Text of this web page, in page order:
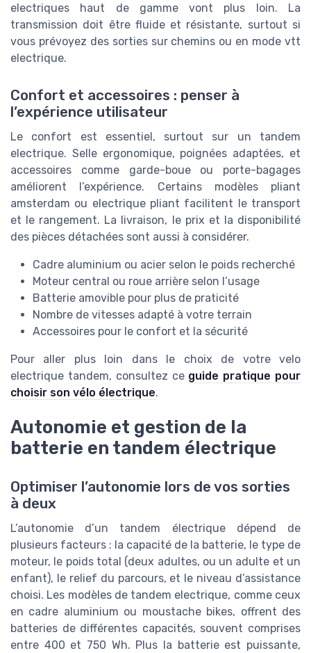
electriques haut de gamme vont plus loin. La
transmission doit être fluide et résistante, surtout si
vous prévoyez des sorties sur chemins ou en mode vtt
electrique.
Confort et accessoires : penser à
l’expérience utilisateur
Le confort est essentiel, surtout sur un tandem
electrique. Selle ergonomique, poignées adaptées, et
accessoires comme garde-boue ou porte-bagages
améliorent l’expérience. Certains modèles pliant
amsterdam ou electrique pliant facilitent le transport
et le rangement. La livraison, le prix et la disponibilité
des pièces détachées sont aussi à considérer.
Cadre aluminium ou acier selon le poids recherché
Moteur central ou roue arrière selon l’usage
Batterie amovible pour plus de praticité
Nombre de vitesses adapté à votre terrain
Accessoires pour le confort et la sécurité
Pour aller plus loin dans le choix de votre velo
electrique tandem, consultez ce guide pratique pour
choisir son vélo électrique.
Autonomie et gestion de la
batterie en tandem électrique
Optimiser l’autonomie lors de vos sorties
à deux
L’autonomie d’un tandem électrique dépend de
plusieurs facteurs : la capacité de la batterie, le type de
moteur, le poids total (deux adultes, ou un adulte et un
enfant), le relief du parcours, et le niveau d’assistance
choisi. Les modèles de tandem electrique, comme ceux
en cadre aluminium ou moustache bikes, offrent des
batteries de différentes capacités, souvent comprises
entre 400 et 750 Wh. Plus la batterie est puissante,